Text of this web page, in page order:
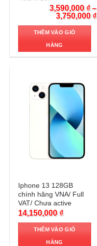
3,590,000 ₫–
3,750,000 ₫
THÊM VÀO GIỎ
HÀNG
Iphone 13 128GB
chính hãng VNA/ Full
VAT/ Chưa active
14,150,000 ₫
THÊM VÀO GIỎ
HÀNG